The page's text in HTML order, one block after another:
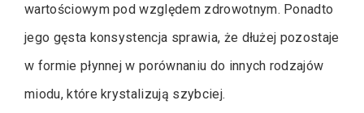
wartościowym pod względem zdrowotnym. Ponadto
jego gęsta konsystencja sprawia, że dłużej pozostaje
w formie płynnej w porównaniu do innych rodzajów
miodu, które krystalizują szybciej.